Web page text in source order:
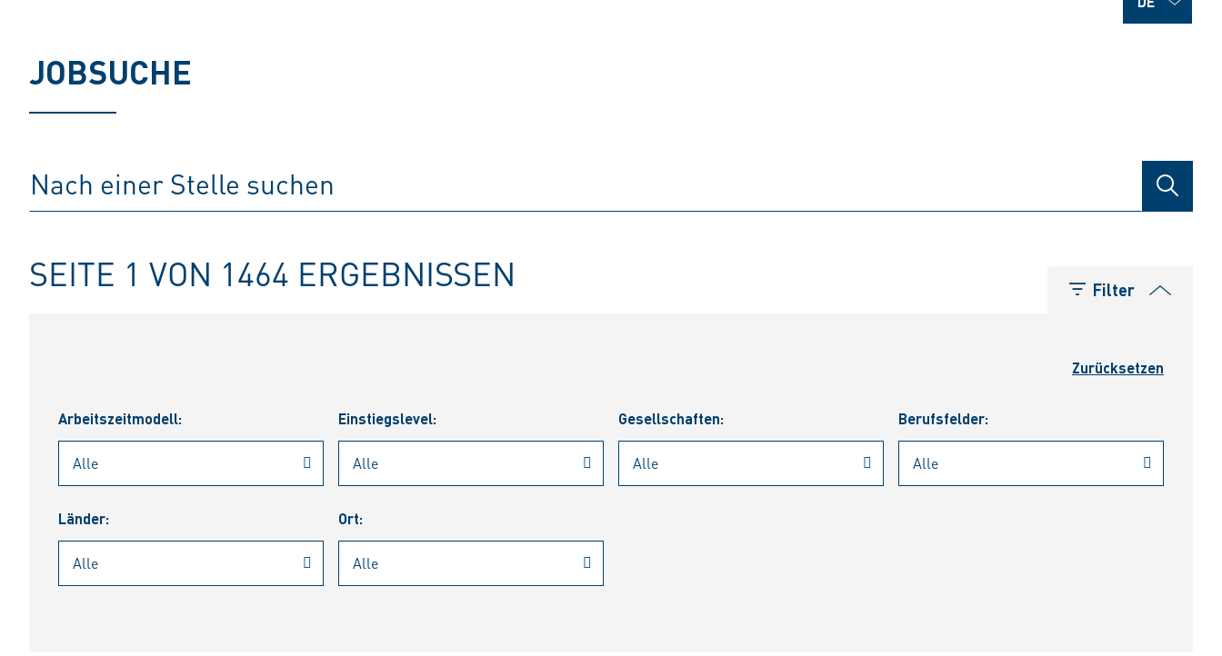
JOBSUCHE
SUCHE
SEITE 1 VON 1464 ERGEBNISSEN Filter
Zurücksetzen
Arbeitszeitmodell: Einstiegslevel: Gesellschaften: Berufsfelder:
Länder: Ort: